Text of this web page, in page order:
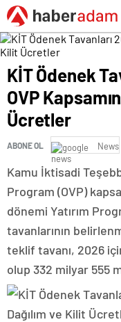
KİT Ödenek
OVP
Ücretler
ABONE OL News
Kamu İktisadi
Program (OVP)
dönemi Yatırım
tavanlarının
teklif tavanı, 2026
olup 332 milyar 555